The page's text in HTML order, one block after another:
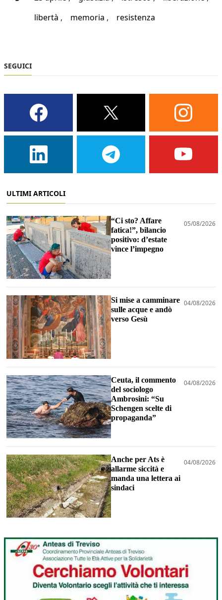
libertà
memoria resistenza
SEGUICI
ULTIMI ARTICOLI
“Ci sto? Affare
fatica!”, bilancio
positivo: d’estate
vince l’impegno
05/08/2026
Si mise a camminare
sulle acque e andò
verso Gesù
04/08/2026
Ceuta, il commento
del sociologo
Ambrosini: “Su
Schengen scelte di
propaganda”
04/08/2026
Anche per Ats è
allarme siccità e
manda una lettera ai
sindaci
04/08/2026